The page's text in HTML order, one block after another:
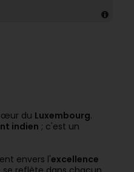
du Luxembourg.
indien ; c'est un
envers l'excellence